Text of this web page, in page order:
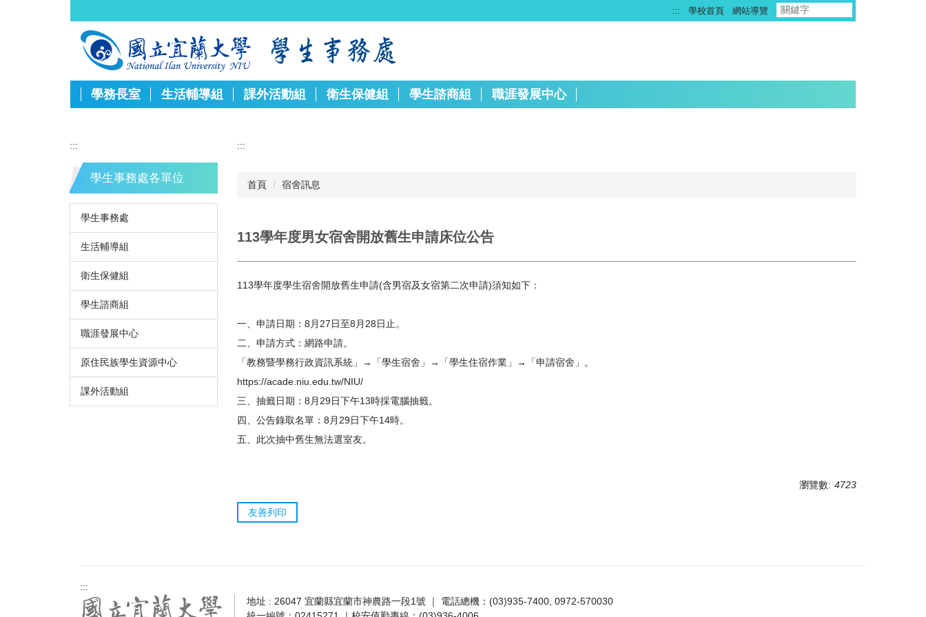
::: 學校首頁 網站導覽
學務長室 生活輔導組 課外活動組 衛生保健組 學生諮商組 職涯發展中心
:::
學生事務處各單位
學生事務處
生活輔導組
衛生保健組
學生諮商組
職涯發展中心
原住民族學生資源中心
課外活動組
:::
首頁 宿舍訊息
113學年度男女宿舍開放舊生申請床位公告
113學年度學生宿舍開放舊生申請(含男宿及女宿第二次申請)須知如下：
一、申請日期：8月27日至8月28日止。
二、申請方式：網路申請。
「教務暨學務行政資訊系統」→「學生宿舍」→「學生住宿作業」→「申請宿舍」。
https://acade.niu.edu.tw/NIU/
三、抽籤日期：8月29日下午13時採電腦抽籤。
四、公告錄取名單：8月29日下午14時。
五、此次抽中舊生無法選室友。
瀏覽數: 4723
友善列印
:::
地址 : 26047 宜蘭縣宜蘭市神農路一段1號 ｜ 電話總機：(03)935-7400, 0972-570030